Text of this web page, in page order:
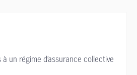
à un régime d’assurance collective